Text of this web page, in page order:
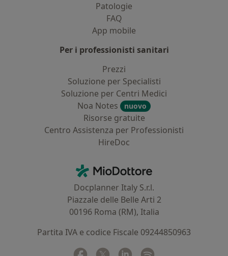
Patologie
FAQ
App mobile
Per i professionisti sanitari
Prezzi
Soluzione per Specialisti
Soluzione per Centri Medici
Noa Notes
nuovo
Risorse gratuite
Centro Assistenza per Professionisti
HireDoc
MioDottore - Homepage
Docplanner Italy S.r.l.
Piazzale delle Belle Arti 2
00196 Roma (RM), Italia
Partita IVA e codice Fiscale 09244850963
Facebook
si apre in una nuova scheda
Twitter
si apre in una nuova scheda
Linkedin
si apre in una nuova